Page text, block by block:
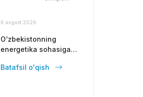
6 avgust 2026
O‘zbekistonning
energetika sohasiga
davlatlaridan yirik
Batafsil o'qish